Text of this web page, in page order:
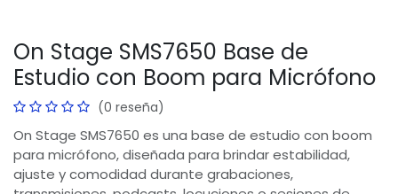
On Stage SMS7650 Base de
Estudio con Boom para Micrófono
(0 reseña)
On Stage SMS7650 es una base de estudio con boom
para micrófono, diseñada para brindar estabilidad,
ajuste y comodidad durante grabaciones,